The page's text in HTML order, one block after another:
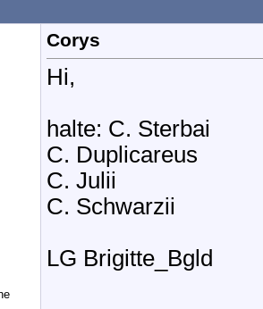
Corys
Hi,
halte: C. Sterbai
C. Duplicareus
C. Julii
C. Schwarzii
LG Brigitte_Bgld